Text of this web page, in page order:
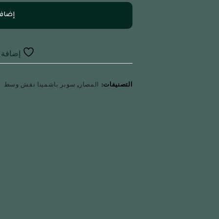
التصنيفات: المصار , سوبر باشمينا نقش وسط